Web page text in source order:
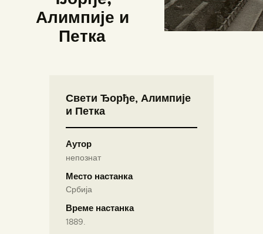
Алимпије и
Петка
ИЗЛОЖБЕ
ДОГАЂАЈИ
ИЗДАВАШТВО
ENGLISH(ЕНГЛЕСКИ)
Свети Ђорђе, Алимпије
и Петка
Аутор
непознат
Место настанка
Србија
Време настанка
1889.